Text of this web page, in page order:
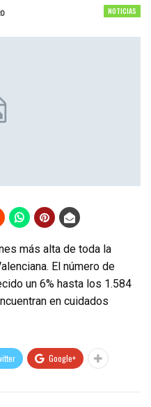
NOTICIAS
más alta de toda la
El número de
un 6% hasta los 1.584
en cuidados
Google+